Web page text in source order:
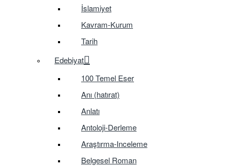
İslamiyet
Kavram-Kurum
Tarih
Edebiyat
100 Temel Eser
Anı (hatırat)
Anlatı
Antoloji-Derleme
Araştırma-Inceleme
Belgesel Roman